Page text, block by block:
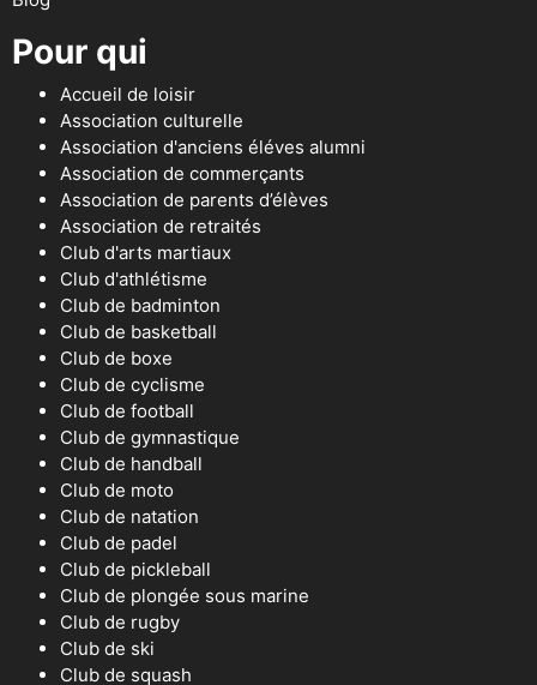
Pour qui
Accueil de loisir
Association culturelle
Association d'anciens éléves alumni
Association de commerçants
Association de parents d’élèves
Association de retraités
Club d'arts martiaux
Club d'athlétisme
Club de badminton
Club de basketball
Club de boxe
Club de cyclisme
Club de football
Club de gymnastique
Club de handball
Club de moto
Club de natation
Club de padel
Club de pickleball
Club de plongée sous marine
Club de rugby
Club de ski
Club de squash